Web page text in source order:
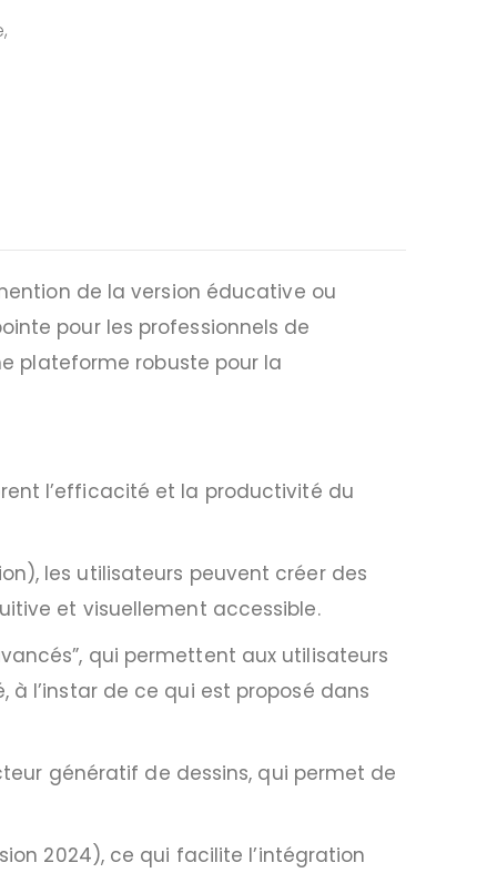
de la version éducative ou
pour les professionnels de
plateforme robuste pour la
l’efficacité et la productivité du
les utilisateurs peuvent créer des
et visuellement accessible.
qui permettent aux utilisateurs
l’instar de ce qui est proposé dans
génératif de dessins, qui permet de
2024), ce qui facilite l’intégration